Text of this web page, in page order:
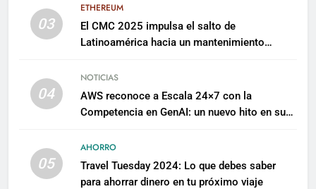
03
ETHEREUM
El CMC 2025 impulsa el salto de
Latinoamérica hacia un mantenimiento
04
NOTICIAS
AWS reconoce a Escala 24×7 con la
Competencia en GenAI: un nuevo hito en su
05
AHORRO
Travel Tuesday 2024: Lo que debes saber
para ahorrar dinero en tu próximo viaje